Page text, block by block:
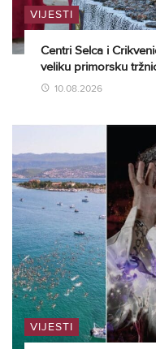
VIJESTI
Centri Selca i
veliku primorsku
10.08.2026
VIJESTI